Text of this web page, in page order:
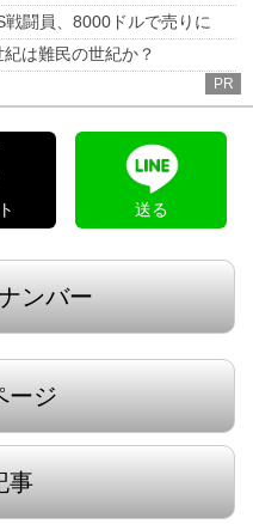
闘員、8000ドルで売りに
は難民の世紀か？
PR
送る
ンバー
ージ
事